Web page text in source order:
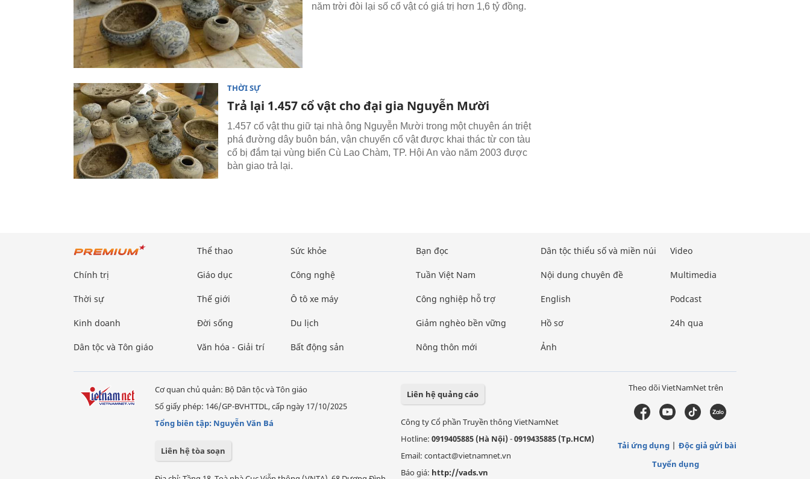
năm trời đòi lại số cổ vật có giá trị hơn 1,6 tỷ đồng.
THỜI SỰ
Trả lại 1.457 cổ vật cho đại gia Nguyễn Mười
1.457 cổ vật thu giữ tại nhà ông Nguyễn Mười trong một chuyên án triệt
phá đường dây buôn bán, vận chuyển cổ vật được khai thác từ con tàu
cổ bị đắm tại vùng biển Cù Lao Chàm, TP. Hội An vào năm 2003 được
bàn giao trả lại.
Chính trị
Thời sự
Kinh doanh
Dân tộc và Tôn giáo
Thể thao
Giáo dục
Thế giới
Đời sống
Văn hóa - Giải trí
Sức khỏe
Công nghệ
Ô tô xe máy
Du lịch
Bất động sản
Bạn đọc
Tuần Việt Nam
Công nghiệp hỗ trợ
Giảm nghèo bền vững
Nông thôn mới
Dân tộc thiểu số và miền núi
Nội dung chuyên đề
English
Hồ sơ
Ảnh
Video
Multimedia
Podcast
24h qua
Cơ quan chủ quản: Bộ Dân tộc và Tôn giáo
Số giấy phép: 146/GP-BVHTTDL, cấp ngày 17/10/2025
Tổng biên tập: Nguyễn Văn Bá
Liên hệ tòa soạn
Liên hệ quảng cáo
Công ty Cổ phần Truyền thông VietNamNet
Hotline: 0919405885 (Hà Nội)-0919435885 (Tp.HCM)
Email: contact@vietnamnet.vn
Báo giá: http://vads.vn
Theo dõi VietNamNet trên
Tải ứng dụng
Độc giả gửi bài
Tuyển dụng